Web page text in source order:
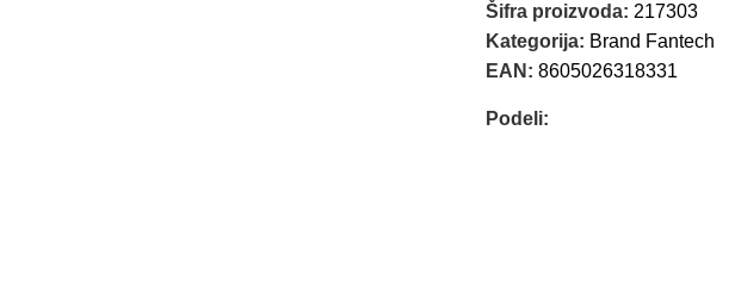
Šifra proizvoda: 217303
Kategorija: Brand Fantech
EAN: 8605026318331
Podeli: